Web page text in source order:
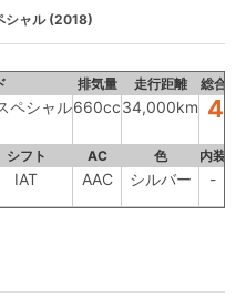
シャル (2018)
排気量 走行距離 総合
ペシャル660cc34,000km
シフト AC 色 内装
IAT AAC シルバー -